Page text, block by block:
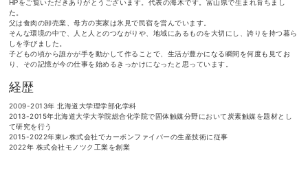
HPをご覧いただきありがとうございます。代表の海木です。富山県で生まれ育ちまし
た。
父は食肉の卸売業、母方の実家は氷見で民宿を営んでいます。
そんな環境の中で、人と人とのつながりや、地域にあるものを大切にし、誇りを持つ暮ら
しを学びました。
子どもの頃から誰かが手を動かして作ることで、生活が豊かになる瞬間を何度も見てお
り、 その記憶が今の仕事を始めるきっかけになったと思っています。
経歴
2009-2013年 北海道大学理学部化学科
2013-2015年北海道大学大学院総合化学院で固体触媒分野において 炭素触媒を題材とし
て研究を行う
2015-2022年東レ株式会社でカーボンファイバーの生産技術に従事
2022年 株式会社モノツク工業を創業